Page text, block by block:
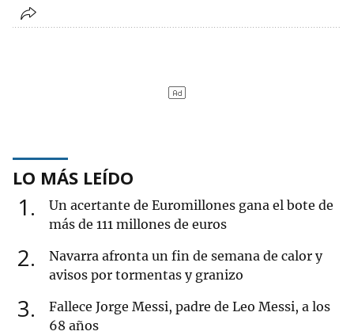
LO MÁS LEÍDO
1
Un acertante de Euromillones gana el bote de
más de 111 millones de euros
2
Navarra afronta un fin de semana de calor y
avisos por tormentas y granizo
3
Fallece Jorge Messi, padre de Leo Messi, a los
68 años